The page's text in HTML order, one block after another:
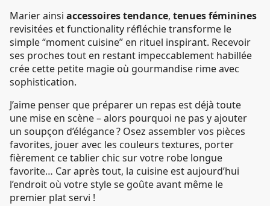
Marier ainsi accessoires tendance, tenues féminines
revisitées et functionality réfléchie transforme le
simple “moment cuisine” en rituel inspirant. Recevoir
ses proches tout en restant impeccablement habillée
crée cette petite magie où gourmandise rime avec
sophistication.
J’aime penser que préparer un repas est déjà toute
une mise en scène – alors pourquoi ne pas y ajouter
un soupçon d’élégance ? Osez assembler vos pièces
favorites, jouer avec les couleurs textures, porter
fièrement ce tablier chic sur votre robe longue
favorite… Car après tout, la cuisine est aujourd’hui
l’endroit où votre style se goûte avant même le
premier plat servi !